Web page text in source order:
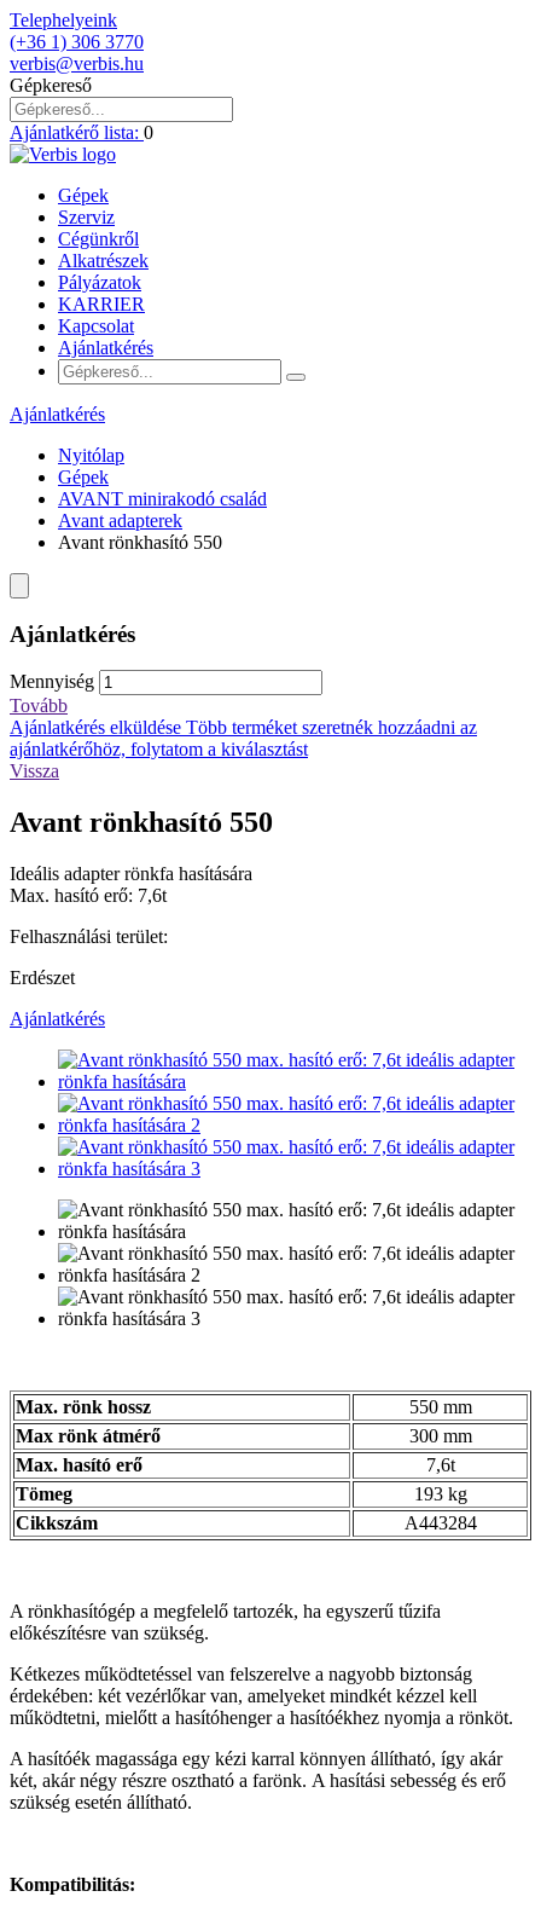
Telephelyeink
(+36 1) 306 3770
verbis@verbis.hu
Gépkereső
Ajánlatkérő lista: 0
Gépek
Szerviz
Cégünkről
Alkatrészek
Pályázatok
KARRIER
Kapcsolat
Ajánlatkérés
Ajánlatkérés
Nyitólap
Gépek
AVANT minirakodó család
Avant adapterek
Avant rönkhasító 550
Ajánlatkérés
Mennyiség
Tovább
Ajánlatkérés elküldése Több terméket szeretnék hozzáadni az
ajánlatkérőhöz, folytatom a kiválasztást
Vissza
Avant rönkhasító 550
Ideális adapter rönkfa hasítására
Max. hasító erő: 7,6t
Felhasználási terület:
Erdészet
Ajánlatkérés
Max. rönk hossz
550 mm
Max rönk átmérő
300 mm
Max. hasító erő
7,6t
Tömeg
193 kg
Cikkszám
A443284
A rönkhasítógép a megfelelő tartozék, ha egyszerű tűzifa
előkészítésre van szükség.
Kétkezes működtetéssel van felszerelve a nagyobb biztonság
érdekében: két vezérlőkar van, amelyeket mindkét kézzel kell
működtetni, mielőtt a hasítóhenger a hasítóékhez nyomja a rönköt.
A hasítóék magassága egy kézi karral könnyen állítható, így akár
két, akár négy részre osztható a farönk. A hasítási sebesség és erő
szükség esetén állítható.
Kompatibilitás: